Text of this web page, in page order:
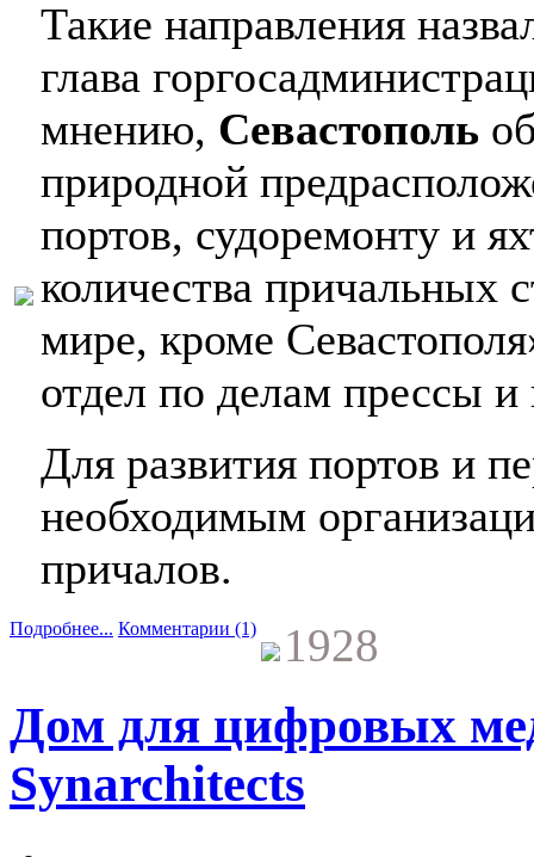
Такие направления
глава
мнению, Севастополь
природной
портов, судоремонту и
количества причальных
мире, кроме
отдел по делам прессы
Для развития портов и
необходимым
причалов.
Подробнее... Комментарии (1) 1928
Дом для цифровых
Synarchitects